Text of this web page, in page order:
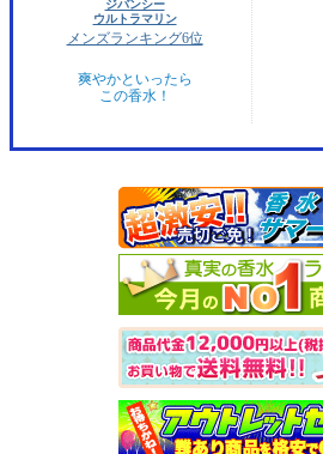
ジバンシー
ウルトラマリン
メンズランキング6位
爽やかといったら
この香水！